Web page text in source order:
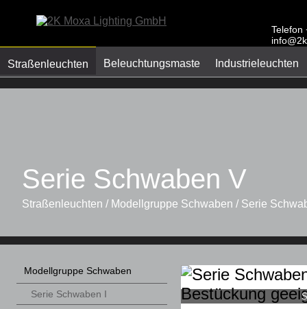
Telefon
Straßenleuchten Beleuchtungsmaste Industrieleuchten
Serie Schwaben V
Straßenleuchten / Modellgruppe Schwaben / Serie
Modellgruppe Schwaben
Serie Schwaben I